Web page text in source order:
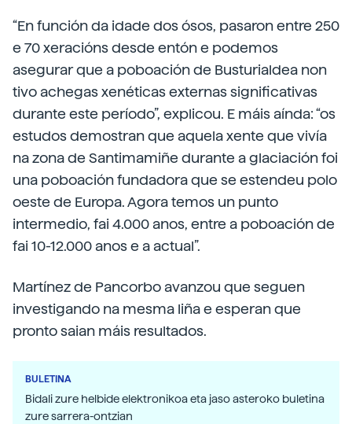
“En función da idade dos ósos, pasaron entre 250
e 70 xeracións desde entón e podemos
asegurar que a poboación de Busturialdea non
tivo achegas xenéticas externas significativas
durante este período”, explicou. E máis aínda: “os
estudos demostran que aquela xente que vivía
na zona de Santimamiñe durante a glaciación foi
una poboación fundadora que se estendeu polo
oeste de Europa. Agora temos un punto
intermedio, fai 4.000 anos, entre a poboación de
fai 10-12.000 anos e a actual”.
Martínez de Pancorbo avanzou que seguen
investigando na mesma liña e esperan que
pronto saian máis resultados.
BULETINA
Bidali zure helbide elektronikoa eta jaso asteroko buletina
zure sarrera-ontzian